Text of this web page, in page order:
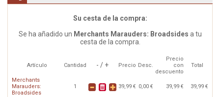
Su cesta de la compra:
Se ha añadido un Merchants Marauders: Broadsides a tu
cesta de la compra.
Artículo Cantidad - / + Precio Desc.
Precio
con
descuento
Total
Merchants
Marauders:
Broadsides
1 39,99 € 0,00 € 39,99 € 39,99 €